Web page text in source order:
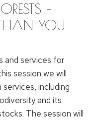
–
YOU
and services for
session we will
including
and its
The session will